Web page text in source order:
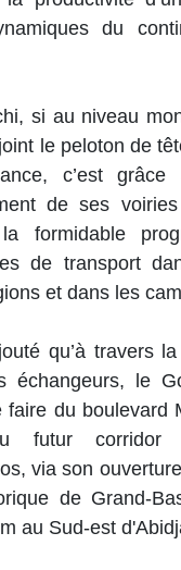
du
si au niveau
le peloton de
c’est grâce
de ses
formidable
de transport
et dans les
qu’à travers
échangeurs, le
faire du boulevard
futur corridor
via son
de Grand-
au Sud-est